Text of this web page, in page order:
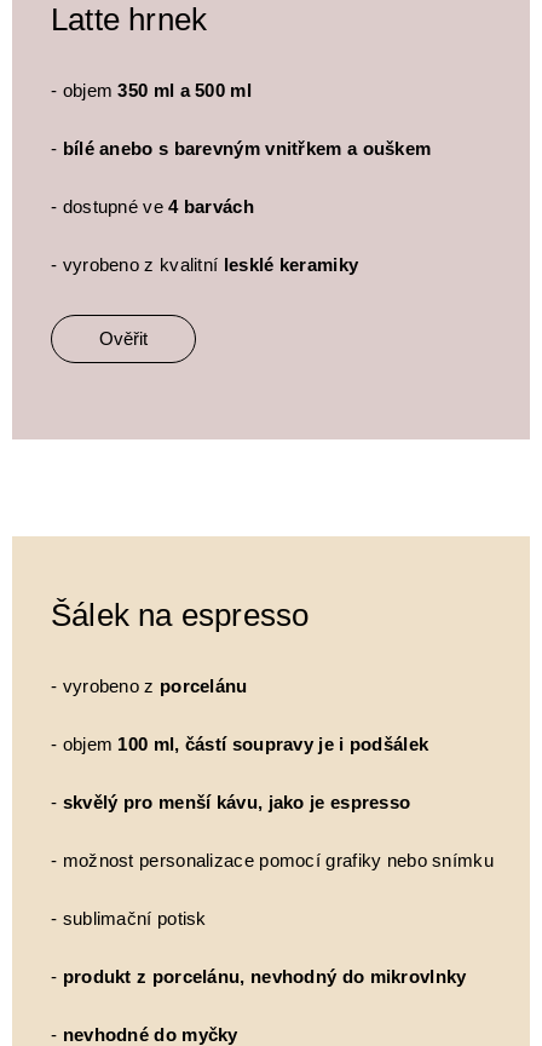
Latte hrnek
- objem350 ml a 500 ml
- bílé anebo s barevným vnitřkem a ouškem
- dostupné ve4 barvách
- vyrobeno z kvalitní lesklé keramiky
Ověřit
Šálek na espresso
- vyrobeno z porcelánu
- objem 100 ml, částí soupravy je i podšálek
- skvělý pro menší kávu, jako je espresso
- možnost personalizace pomocí grafiky nebo snímku
- sublimační potisk
- produkt z porcelánu, nevhodný do mikrovlnky
- nevhodné do myčky